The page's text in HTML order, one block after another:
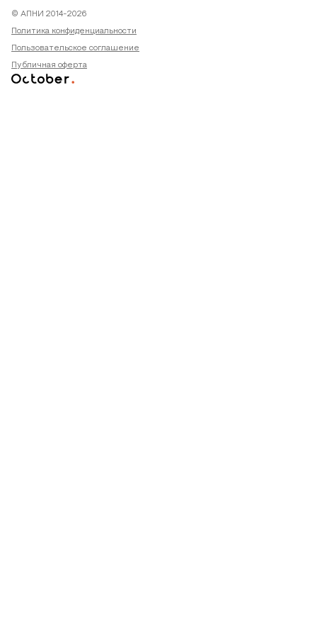
© АПНИ 2014-2026
Политика конфиденциальности
Пользовательское соглашение
Публичная оферта